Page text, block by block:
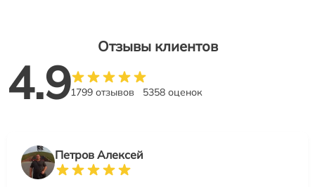
Отзывы клиентов
4.91799 отзывов 5358 оценок
Петров Алексей